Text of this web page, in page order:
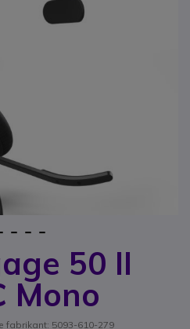
50 II
Mono
fabrikant: 5093-610-279
gallerij